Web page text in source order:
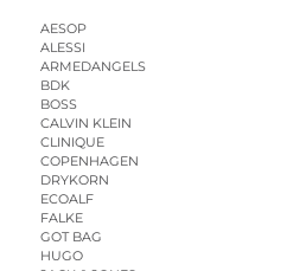
AESOP
ALESSI
ARMEDANGELS
BDK
BOSS
CALVIN KLEIN
CLINIQUE
COPENHAGEN
DRYKORN
ECOALF
FALKE
GOT BAG
HUGO